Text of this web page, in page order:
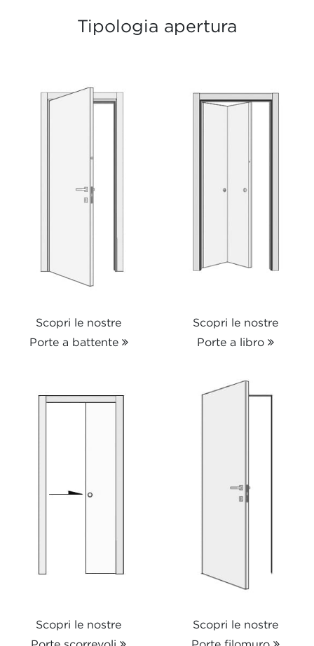
Tipologia apertura
Scopri le nostre
Porte a battente
Scopri le nostre
Porte a libro
Scopri le nostre
Scopri le nostre